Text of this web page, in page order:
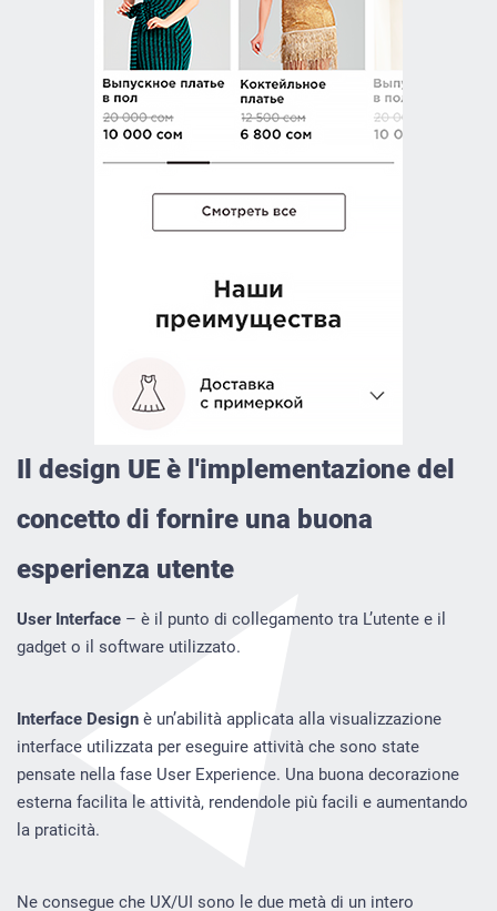
Il design UE è l'implementazione del
concetto di fornire una buona
esperienza utente
User Interface – è il punto di collegamento tra L’utente e il
gadget o il software utilizzato.
Interface Design è un’abilità applicata alla visualizzazione
interface utilizzata per eseguire attività che sono state
pensate nella fase User Experience. Una buona decorazione
esterna facilita le attività, rendendole più facili e aumentando
la praticità.
Ne consegue che UX/UI sono le due metà di un intero